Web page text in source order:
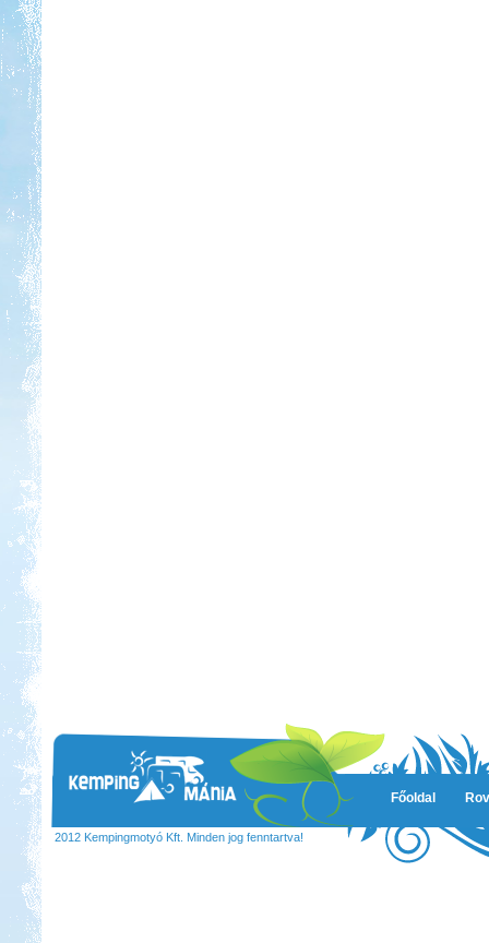
Főoldal
2012 Kempingmotyó Kft. Minden jog fenntartva!